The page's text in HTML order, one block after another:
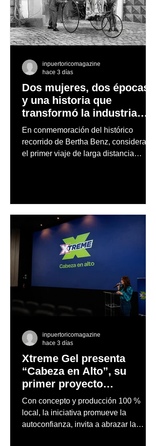
Dos mujeres, dos épocas
y una historia que
transformó la industria
automotriz
En conmemoración del histórico
recorrido de Bertha Benz, considerado
el primer viaje de larga distancia
inpuertoricomagazine
hace 3 días
Xtreme Gel presenta
“Cabeza en Alto”, su
primer proyecto
audiovisual concebido y
producido completamente
en Puerto Rico
Con concepto y producción 100 %
local, la iniciativa promueve la
autoconfianza, invita a abrazar la
inpuertoricomagazine
hace 3 días